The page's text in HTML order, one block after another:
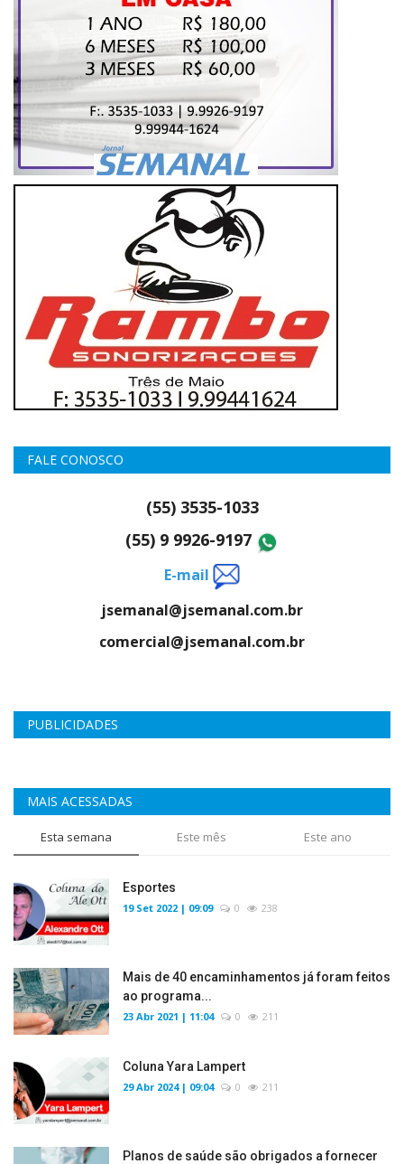
FALE CONOSCO
(55) 3535-1033
(55) 9 9926-9197
E-mail
jsemanal@jsemanal.com.br
comercial@jsemanal.com.br
PUBLICIDADES
MAIS ACESSADAS
Esta semana Este mês Este ano
Esportes
19 Set 2022 | 09:09 0 238
Mais de 40 encaminhamentos já foram feitos
ao programa...
23 Abr 2021 | 11:04 0 211
Coluna Yara Lampert
29 Abr 2024 | 09:04 0 211
Planos de saúde são obrigados a fornecer